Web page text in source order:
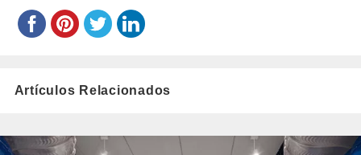
Artículos Relacionados